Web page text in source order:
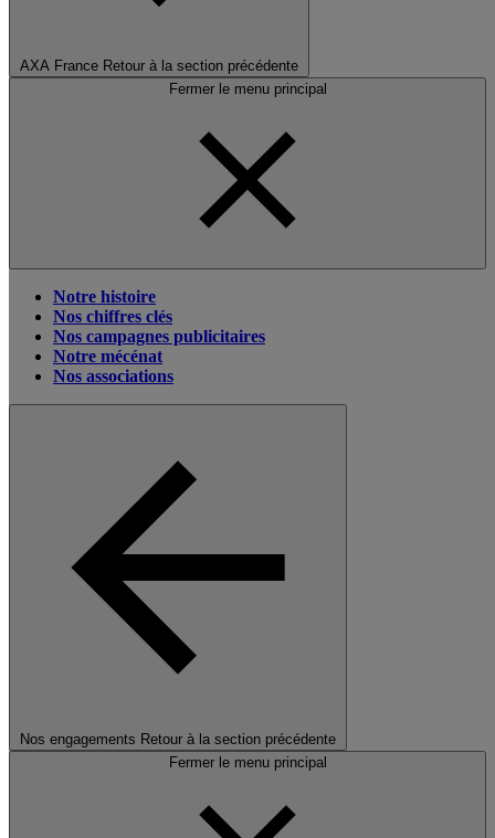
AXA France Retour à la section précédente
Fermer le menu principal
Notre histoire
Nos chiffres clés
Nos campagnes publicitaires
Notre mécénat
Nos associations
Nos engagements Retour à la section précédente
Fermer le menu principal